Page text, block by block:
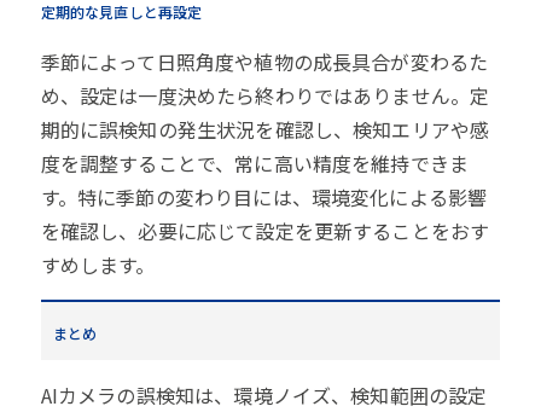
定期的な見直しと再設定
季節によって日照角度や植物の成長具合が変わるた
め、設定は一度決めたら終わりではありません。定
期的に誤検知の発生状況を確認し、検知エリアや感
度を調整することで、常に高い精度を維持できま
す。特に季節の変わり目には、環境変化による影響
を確認し、必要に応じて設定を更新することをおす
すめします。
まとめ
AIカメラの誤検知は、環境ノイズ、検知範囲の設定